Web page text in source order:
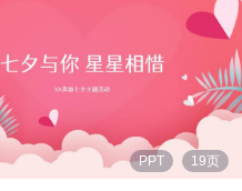
PPT 19页